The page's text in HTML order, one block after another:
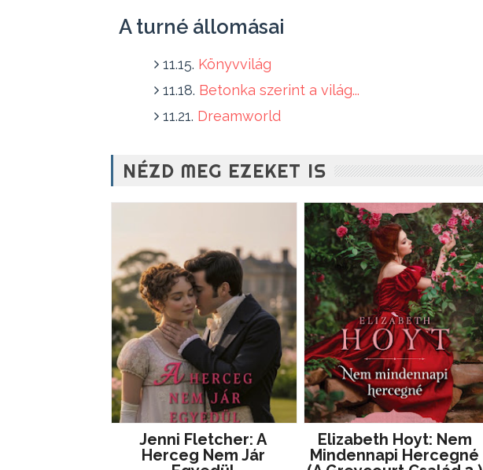
A turné állomásai
11.15. Könyvvilág
11.18. Betonka szerint a világ...
11.21. Dreamworld
NÉZD MEG EZEKET IS
Jenni Fletcher: A
Herceg Nem Jár
Elizabeth Hoyt: Nem
Mindennapi Hercegné